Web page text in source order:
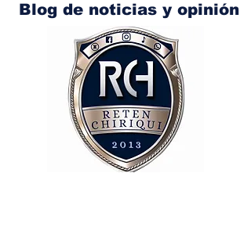
Blog de noticias y opinión